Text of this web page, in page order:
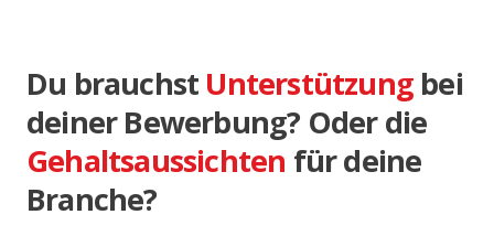
Du brauchst Unterstützung bei
deiner Bewerbung? Oder die
Gehaltsaussichten für deine
Branche?